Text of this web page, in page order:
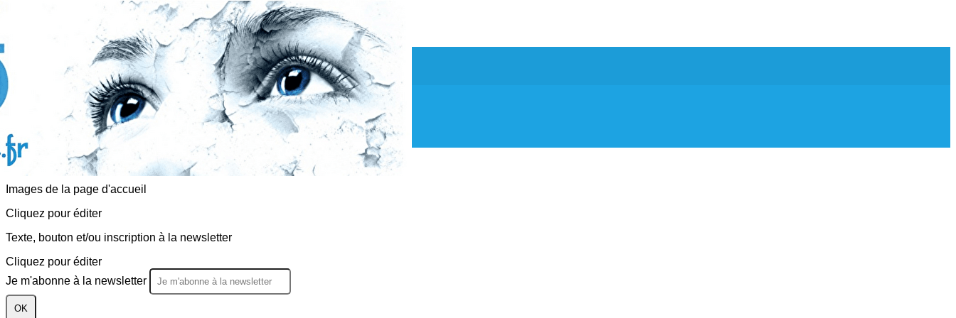
Exporter les lignes sélectionnées
Exporter toutes les colonnes
Exporter uniquement les colonnes affichées
Menu
<
Actualités
Evènements
?>
Images de la page d'accueil
Cliquez pour éditer
Texte, bouton et/ou inscription à la newsletter
Cliquez pour éditer
Je m'abonne à la newsletter
OK